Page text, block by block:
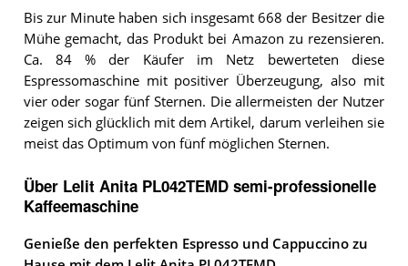
Bis zur Minute haben sich insgesamt 668 der Besitzer die
Mühe gemacht, das Produkt bei Amazon zu rezensieren.
Ca. 84 % der Käufer im Netz bewerteten diese
Espressomaschine mit positiver Überzeugung, also mit
vier oder sogar fünf Sternen. Die allermeisten der Nutzer
zeigen sich glücklich mit dem Artikel, darum verleihen sie
meist das Optimum von fünf möglichen Sternen.
Über Lelit Anita PL042TEMD semi-professionelle
Kaffeemaschine
Genieße den perfekten Espresso und Cappuccino zu